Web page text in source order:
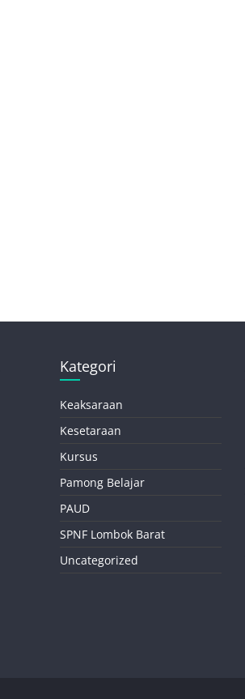
Kategori
Keaksaraan
Kesetaraan
Kursus
Pamong Belajar
PAUD
SPNF Lombok Barat
Uncategorized